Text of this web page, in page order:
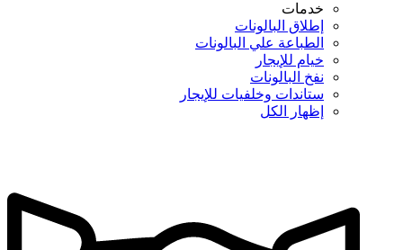
خدمات
إطلاق البالونات
الطباعة علي البالونات
خيام للإيجار
نفخ البالونات
ستاندات وخلفيات للإيجار
إظهار الكل